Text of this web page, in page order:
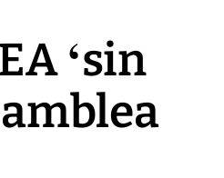
‘sin